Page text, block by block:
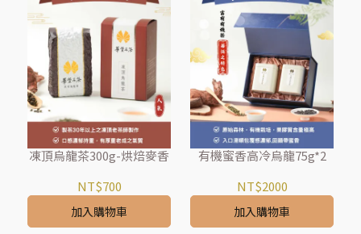
凍頂烏龍茶300g-烘焙麥香
NT$700
加入購物車
有機蜜香高冷烏龍75g*2
NT$2000
加入購物車